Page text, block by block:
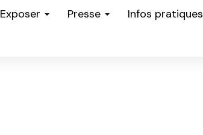
Exposer Presse
Infos pratiques